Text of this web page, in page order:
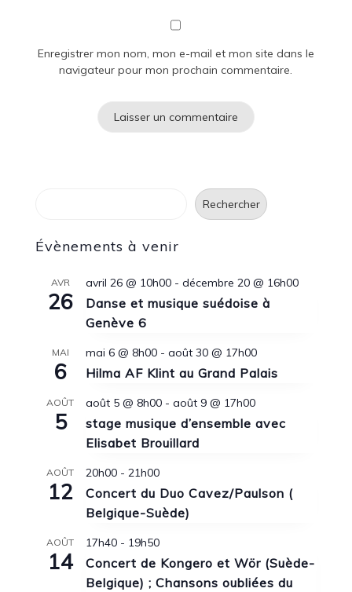
Enregistrer mon nom, mon e-mail et mon site dans le
navigateur pour mon prochain commentaire.
Rechercher
Évènements à venir
AVR
26
avril 26 @ 10h00- décembre 20 @ 16h00
Danse et musique suédoise à
Genève 6
MAI
6
mai 6 @ 8h00- août 30 @ 17h00
Hilma AF Klint au Grand Palais
AOÛT
5
août 5 @ 8h00- août 9 @ 17h00
stage musique d’ensemble avec
Elisabet Brouillard
AOÛT
12
20h00- 21h00
Concert du Duo Cavez/Paulson (
Belgique-Suède)
AOÛT
14
17h40- 19h50
Concert de Kongero et Wör (Suède-
Belgique) ; Chansons oubliées du